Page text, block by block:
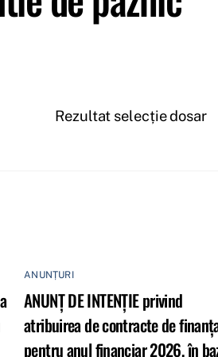
Rezultat selecție dosar
ANUNȚURI
ANUNȚ DE INTENȚIE privind
atribuirea de contracte de
pentru anul financiar 2026, în